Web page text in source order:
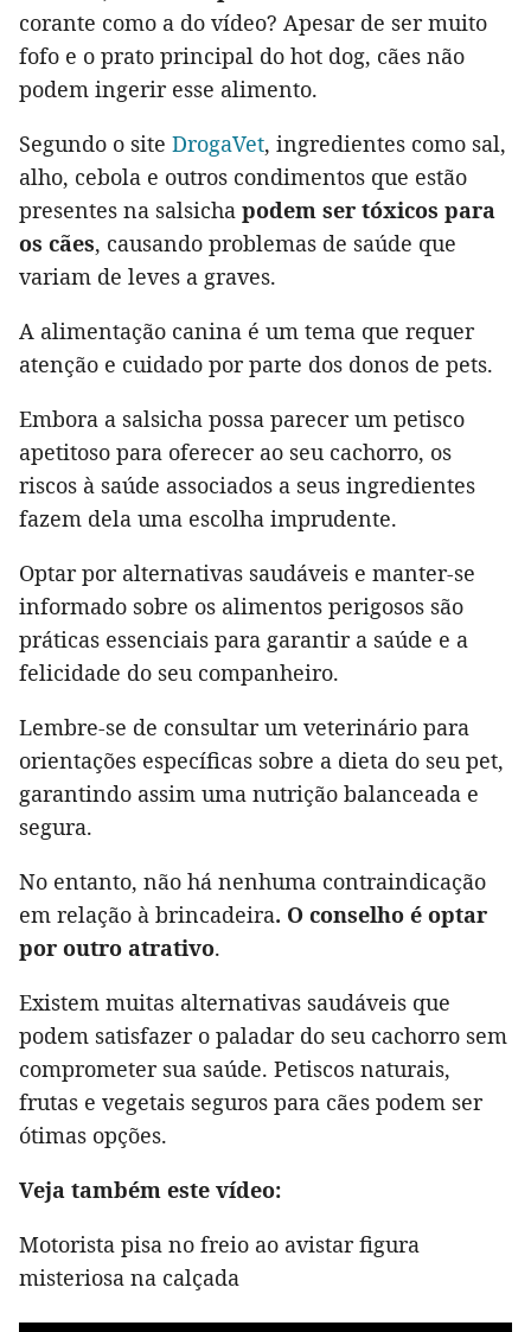
corante como a do vídeo? Apesar de ser muito
fofo e o prato principal do hot dog, cães não
podem ingerir esse alimento.
Segundo o site DrogaVet, ingredientes como sal,
alho, cebola e outros condimentos que estão
presentes na salsicha podem ser tóxicos para
os cães, causando problemas de saúde que
variam de leves a graves.
A alimentação canina é um tema que requer
atenção e cuidado por parte dos donos de pets.
Embora a salsicha possa parecer um petisco
apetitoso para oferecer ao seu cachorro, os
riscos à saúde associados a seus ingredientes
fazem dela uma escolha imprudente.
Optar por alternativas saudáveis e manter-se
informado sobre os alimentos perigosos são
práticas essenciais para garantir a saúde e a
felicidade do seu companheiro.
Lembre-se de consultar um veterinário para
orientações específicas sobre a dieta do seu pet,
garantindo assim uma nutrição balanceada e
segura.
No entanto, não há nenhuma contraindicação
em relação à brincadeira. O conselho é optar
por outro atrativo.
Existem muitas alternativas saudáveis que
podem satisfazer o paladar do seu cachorro sem
comprometer sua saúde. Petiscos naturais,
frutas e vegetais seguros para cães podem ser
ótimas opções.
Veja também este vídeo:
Motorista pisa no freio ao avistar figura
misteriosa na calçada